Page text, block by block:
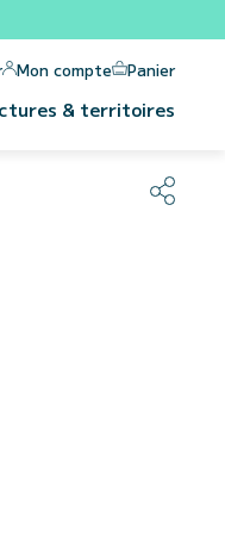
Mon compte Panier
& territoires